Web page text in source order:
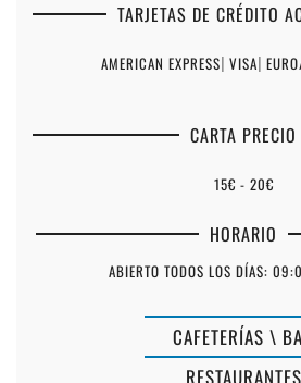
TARJETAS DE CRÉDITO
AMERICAN EXPRESS| VISA|
CARTA PRECIO
15€ - 20€
HORARIO
ABIERTO TODOS LOS DÍAS:
CAFETERÍAS \
RESTAURANTES